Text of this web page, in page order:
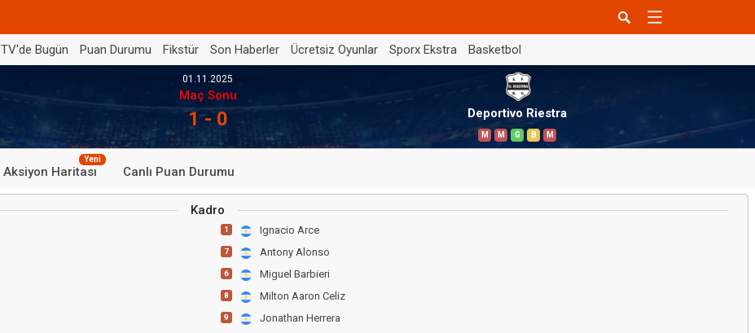
TV'de Bugün Puan Durumu Fikstür Son Haberler Ücretsiz Oyunlar Sporx Ekstra Basketbol
01.11.2025
Maç Sonu
1 - 0 Deportivo Riestra
M M G B M
Aksiyon Haritası
Yeni
Canlı Puan Durumu
Kadro
1 Ignacio Arce
7 Antony Alonso
6 Miguel Barbieri
8 Milton Aaron Celiz
9 Jonathan Herrera